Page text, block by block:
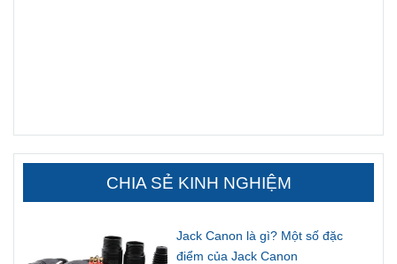
CHIA SẺ KINH NGHIỆM
Jack Canon là gì? Một số đặc
điểm của Jack Canon